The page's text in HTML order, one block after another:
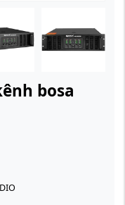
bosa